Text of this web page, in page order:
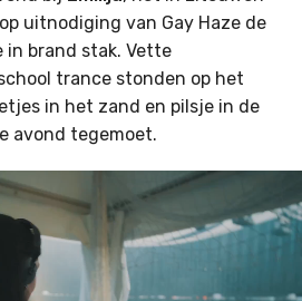
uitnodiging van Gay Haze de
in brand stak. Vette
trance stonden op het
in het zand en pilsje in de
avond tegemoet.